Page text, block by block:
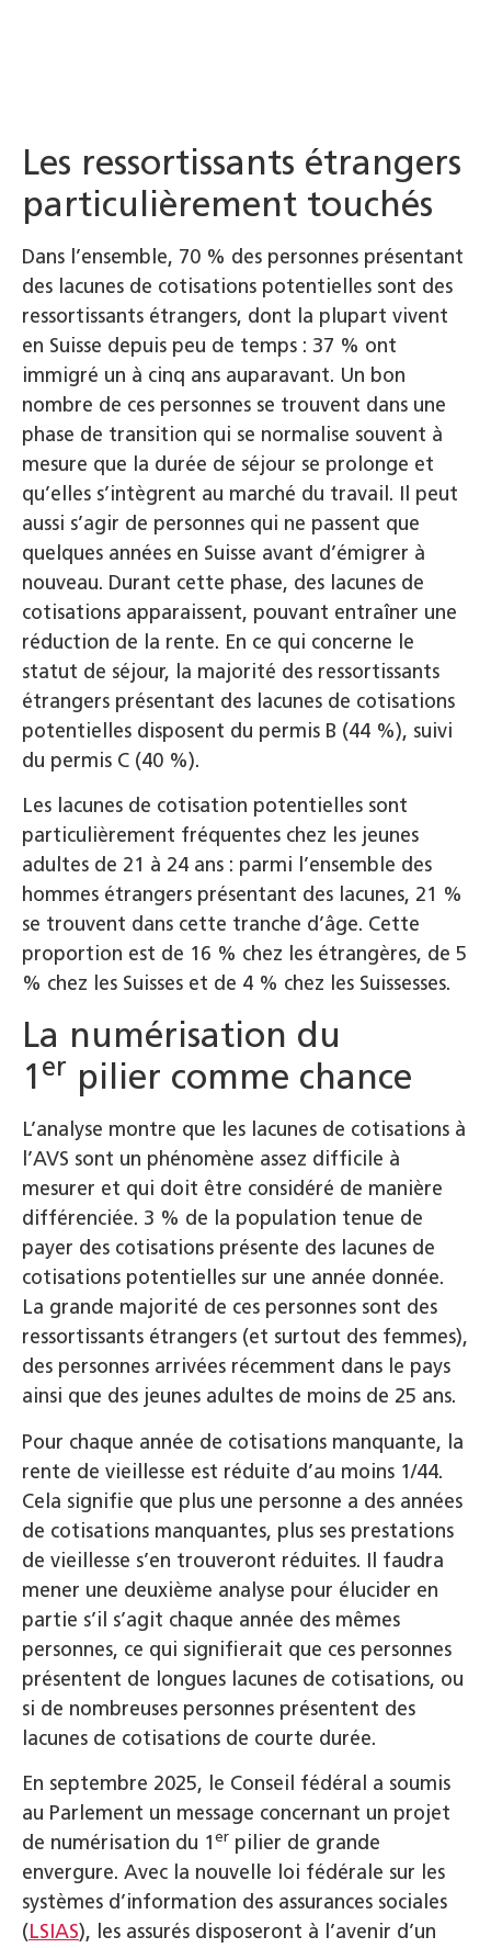
Les ressortissants étrangers
particulièrement touchés
Dans l’ensemble, 70 % des personnes présentant
des lacunes de cotisations potentielles sont des
ressortissants étrangers, dont la plupart vivent
en Suisse depuis peu de temps : 37 % ont
immigré un à cinq ans auparavant. Un bon
nombre de ces personnes se trouvent dans une
phase de transition qui se normalise souvent à
mesure que la durée de séjour se prolonge et
qu’elles s’intègrent au marché du travail. Il peut
aussi s’agir de personnes qui ne passent que
quelques années en Suisse avant d’émigrer à
nouveau. Durant cette phase, des lacunes de
cotisations apparaissent, pouvant entraîner une
réduction de la rente. En ce qui concerne le
statut de séjour, la majorité des ressortissants
étrangers présentant des lacunes de cotisations
potentielles disposent du permis B (44 %), suivi
du permis C (40 %).
Les lacunes de cotisation potentielles sont
particulièrement fréquentes chez les jeunes
adultes de 21 à 24 ans : parmi l’ensemble des
hommes étrangers présentant des lacunes, 21 %
se trouvent dans cette tranche d’âge. Cette
proportion est de 16 % chez les étrangères, de 5
% chez les Suisses et de 4 % chez les Suissesses.
La numérisation du
1 er pilier comme chance
L’analyse montre que les lacunes de cotisations à
l’AVS sont un phénomène assez difficile à
mesurer et qui doit être considéré de manière
différenciée. 3 % de la population tenue de
payer des cotisations présente des lacunes de
cotisations potentielles sur une année donnée.
La grande majorité de ces personnes sont des
ressortissants étrangers (et surtout des femmes),
des personnes arrivées récemment dans le pays
ainsi que des jeunes adultes de moins de 25 ans.
Pour chaque année de cotisations manquante, la
rente de vieillesse est réduite d’au moins 1/44.
Cela signifie que plus une personne a des années
de cotisations manquantes, plus ses prestations
de vieillesse s’en trouveront réduites. Il faudra
mener une deuxième analyse pour élucider en
partie s’il s’agit chaque année des mêmes
personnes, ce qui signifierait que ces personnes
présentent de longues lacunes de cotisations, ou
si de nombreuses personnes présentent des
lacunes de cotisations de courte durée.
En septembre 2025, le Conseil fédéral a soumis
au Parlement un message concernant un projet
de numérisation du 1er pilier de grande
envergure. Avec la nouvelle loi fédérale sur les
systèmes d’information des assurances sociales
(LSIAS), les assurés disposeront à l’avenir d’un